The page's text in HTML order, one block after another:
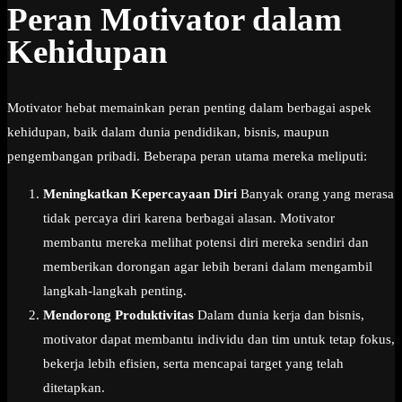
Peran Motivator dalam
Kehidupan
Motivator hebat memainkan peran penting dalam berbagai aspek
kehidupan, baik dalam dunia pendidikan, bisnis, maupun
pengembangan pribadi. Beberapa peran utama mereka meliputi:
Meningkatkan Kepercayaan Diri Banyak orang yang merasa
tidak percaya diri karena berbagai alasan. Motivator
membantu mereka melihat potensi diri mereka sendiri dan
memberikan dorongan agar lebih berani dalam mengambil
langkah-langkah penting.
Mendorong Produktivitas Dalam dunia kerja dan bisnis,
motivator dapat membantu individu dan tim untuk tetap fokus,
bekerja lebih efisien, serta mencapai target yang telah
ditetapkan.